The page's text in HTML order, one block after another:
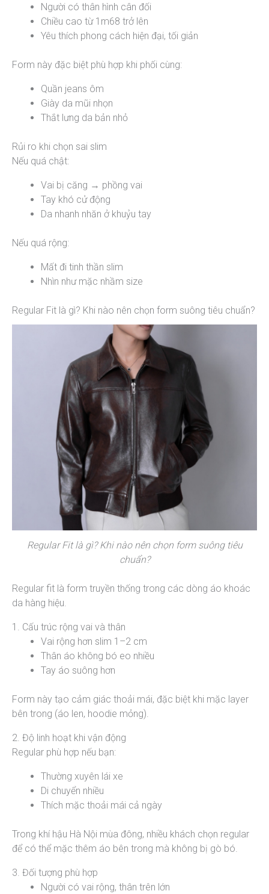
Người có thân hình cân đối
Chiều cao từ 1m68 trở lên
Yêu thích phong cách hiện đại, tối giản
Form này đặc biệt phù hợp khi phối cùng:
Quần jeans ôm
Giày da mũi nhọn
Thắt lưng da bản nhỏ
Rủi ro khi chọn sai slim
Nếu quá chật:
Vai bị căng → phồng vai
Tay khó cử động
Da nhanh nhăn ở khuỷu tay
Nếu quá rộng:
Mất đi tinh thần slim
Nhìn như mặc nhầm size
Regular Fit là gì? Khi nào nên chọn form suông tiêu chuẩn?
Regular Fit là gì? Khi nào nên chọn form suông tiêu
chuẩn?
Regular fit là form truyền thống trong các dòng áo khoác
da hàng hiệu.
1. Cấu trúc rộng vai và thân
Vai rộng hơn slim 1–2 cm
Thân áo không bó eo nhiều
Tay áo suông hơn
Form này tạo cảm giác thoải mái, đặc biệt khi mặc layer
bên trong (áo len, hoodie mỏng).
2. Độ linh hoạt khi vận động
Regular phù hợp nếu bạn:
Thường xuyên lái xe
Di chuyển nhiều
Thích mặc thoải mái cả ngày
Trong khí hậu Hà Nội mùa đông, nhiều khách chọn regular
để có thể mặc thêm áo bên trong mà không bị gò bó.
3. Đối tượng phù hợp
Người có vai rộng, thân trên lớn